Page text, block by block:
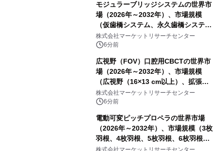
モジュラーブリッジシステムの世界市
場（2026年～2032年）、市場規模
（仮歯橋システム、永久歯橋システ
ム）・分析レポートを発表
株式会社マーケットリサーチセンター
6分前
広視野（FOV）口腔用CBCTの世界市
場（2026年～2032年）、市場規模
（広視野（16×13 cm以上）、拡張広
視野（18×16 cm以上）、超広視野
（24×19 cm以上））・分析レポート
株式会社マーケットリサーチセンター
6分前
電動可変ピッチプロペラの世界市場
（2026年～2032年）、市場規模（3枚
羽根、4枚羽根、5枚羽根、6枚羽根、
その他）・分析レポートを発表
株式会社マーケットリサーチセンター